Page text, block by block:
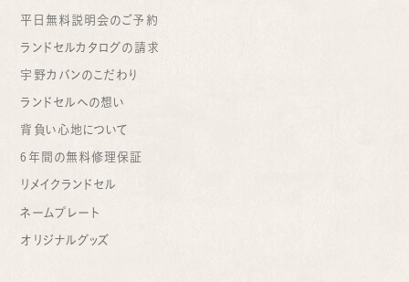
平日無料説明会のご予約
ランドセルカタログの請求
宇野カバンのこだわり
ランドセルへの想い
背負い心地について
6年間の無料修理保証
リメイクランドセル
ネームプレート
オリジナルグッズ